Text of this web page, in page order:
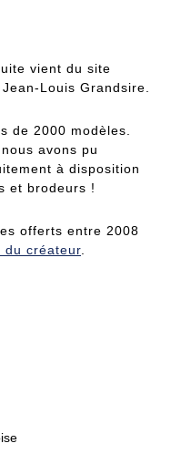
vient du site
Louis Grandsire.
de 2000 modèles.
avons pu
à disposition
et brodeurs !
offerts entre 2008
du créateur.